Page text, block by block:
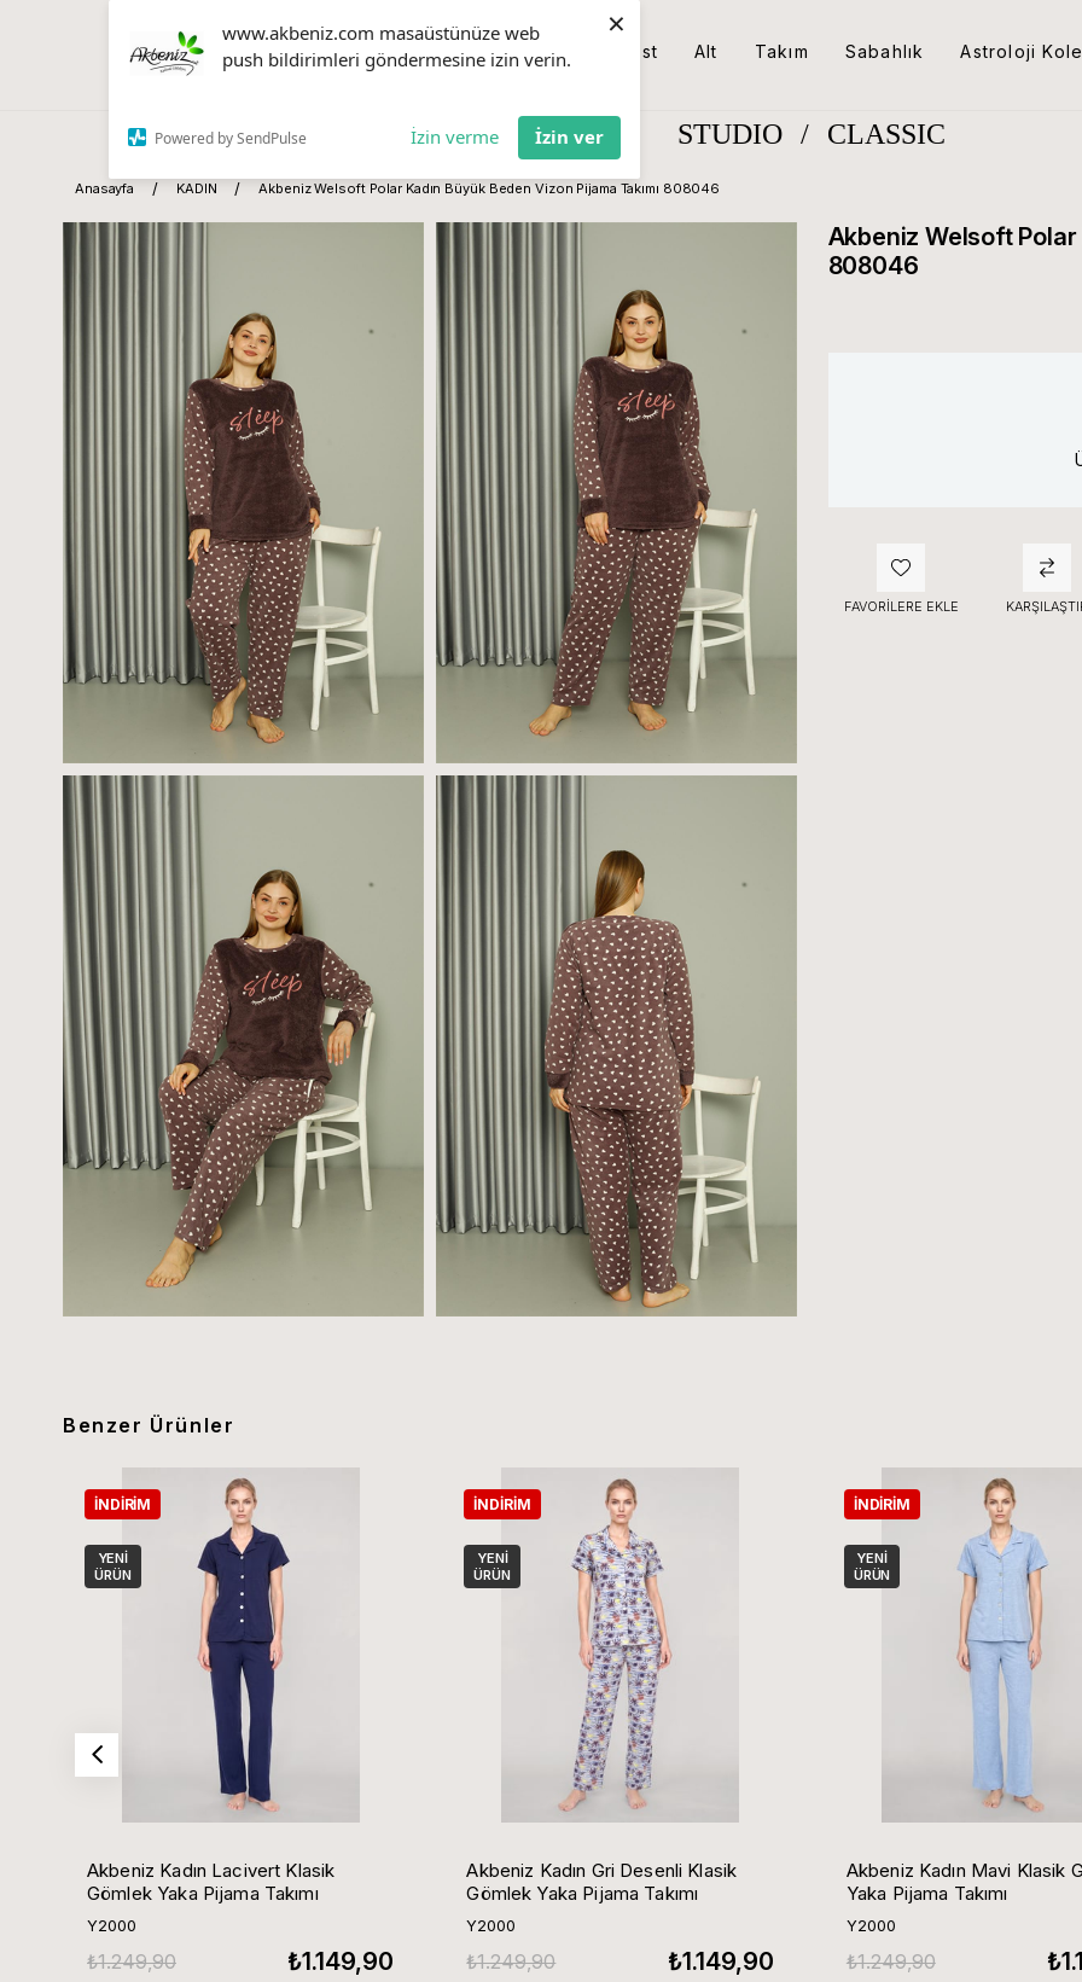
www.akbeniz.com masaüstünüze web
push bildirimleri göndermesine izin verin.
Powered by SendPulse İzin verme İzin ver
×
Üst Alt Takım Sabahlık Astroloji
STUDIO / CLASSIC
Anasayfa KADIN Akbeniz Welsoft Polar Kadın Büyük Beden Vizon Pijama Takımı 808046
Akbeniz Welsoft Polar
808046
FAVORILERE EKLE
Benzer Ürünler
Akbeniz Kadın Lacivert Klasik
Gömlek Yaka Pijama Takımı
Y2000
₺1.149,90
₺1.249,90
İNDIRIM
YENI
ÜRÜN
Akbeniz Kadın Gri Desenli Klasik
Gömlek Yaka Pijama Takımı
Y2000
₺1.149,90
₺1.249,90
İNDIRIM
YENI
ÜRÜN
Akbeniz Kadın Mavi Klasik
Yaka Pijama Takımı
Y2000
₺1.249,90
İNDIRIM
YENI
ÜRÜN